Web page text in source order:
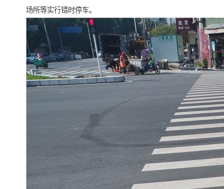
场所等实行错时停车。